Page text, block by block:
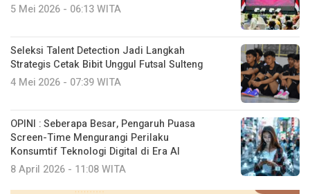
5 Mei 2026 - 06:13 WITA
Seleksi Talent Detection Jadi Langkah
Strategis Cetak Bibit Unggul Futsal Sulteng
4 Mei 2026 - 07:39 WITA
OPINI : Seberapa Besar, Pengaruh Puasa
Screen-Time Mengurangi Perilaku
Konsumtif Teknologi Digital di Era AI
8 April 2026 - 11:08 WITA